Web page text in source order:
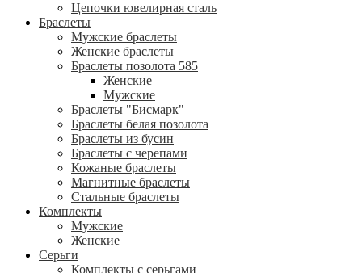
Цепочки ювелирная сталь
Браслеты
Мужские браслеты
Женские браслеты
Браслеты позолота 585
Женские
Мужские
Браслеты "Бисмарк"
Браслеты белая позолота
Браслеты из бусин
Браслеты с черепами
Кожаные браслеты
Магнитные браслеты
Стальные браслеты
Комплекты
Мужские
Женские
Серьги
Комплекты с серьгами